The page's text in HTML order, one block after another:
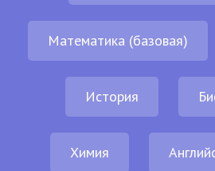
Математика (базовая)
История
Химия